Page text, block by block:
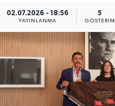
02.07.2026 - 18:56
YAYINLANMA
5
GÖSTERIM